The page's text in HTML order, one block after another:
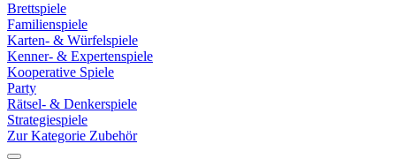
Brettspiele
Familienspiele
Karten- & Würfelspiele
Kenner- & Expertenspiele
Kooperative Spiele
Party
Rätsel- & Denkerspiele
Strategiespiele
Zur Kategorie Zubehör